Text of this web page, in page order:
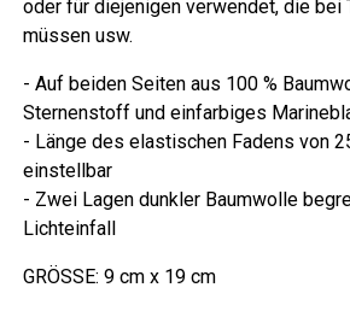
oder für diejenigen verwendet, die bei
müssen usw.
- Auf beiden Seiten aus 100 %
Sternenstoff und einfarbiges
- Länge des elastischen Fadens von
einstellbar
- Zwei Lagen dunkler Baumwolle
Lichteinfall
GRÖSSE: 9 cm x 19 cm